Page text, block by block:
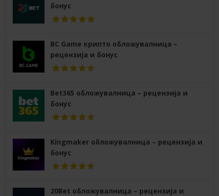
бонус
BC Game крипто обложувалница –
рецензија и бонус
Bet365 обложувалница – рецензија и
бонус
Kingmaker обложувалница – рецензија и
бонус
20Bet обложувалница – рецензија и